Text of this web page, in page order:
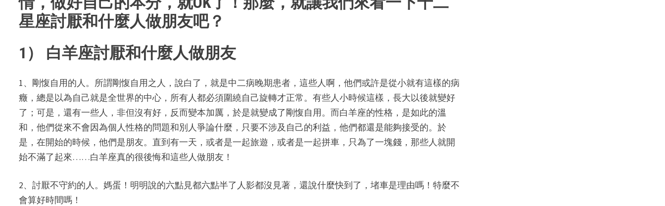
星座討厭和什麼人做朋友吧？
1） 白羊座討厭和什麼人做朋友
1、剛愎自用的人。所謂剛愎自用之人，說白了，就是中二病晚期患者，這些人啊，他們或許是從小就有這樣的病
癥，總是以為自己就是全世界的中心，所有人都必須圍繞自己旋轉才正常。有些人小時候這樣，長大以後就變好
了；可是，還有一些人，非但沒有好，反而變本加厲，於是就變成了剛愎自用。而白羊座的性格，是如此的溫
和，他們從來不會因為個人性格的問題和別人爭論什麼，只要不涉及自己的利益，他們都還是能夠接受的。於
是，在開始的時候，他們是朋友。直到有一天，或者是一起旅遊，或者是一起拼車，只為了一塊錢，那些人就開
始不滿了起來……白羊座真的很後悔和這些人做朋友！
2、討厭不守約的人。媽蛋！明明說的六點見都六點半了人影都沒見著，還說什麼快到了，堵車是理由嗎！特麼不
會算好時間嗎！